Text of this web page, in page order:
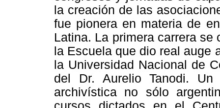
la creación de las
fue pionera en materia de
Latina. La primera carrera
la Escuela que dio real auge
la Universidad Nacional de
del Dr. Aurelio Tanodi.
archivística no sólo